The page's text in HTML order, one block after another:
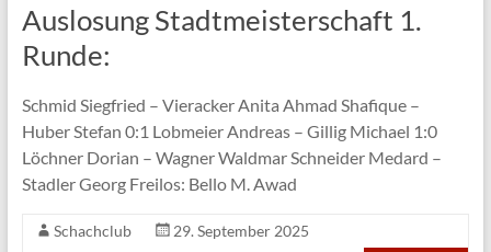
Auslosung Stadtmeisterschaft 1.
Runde:
Schmid Siegfried – Vieracker Anita Ahmad Shafique –
Huber Stefan 0:1 Lobmeier Andreas – Gillig Michael 1:0
Löchner Dorian – Wagner Waldmar Schneider Medard –
Stadler Georg Freilos: Bello M. Awad
Schachclub
29. September 2025